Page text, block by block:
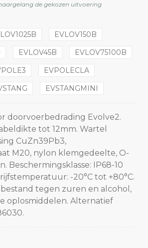
de gekozen uitvoering
EVLOV150B
EVLOV45B
EVLOV75100B
EVPOLECLA
EVSTANGMINI
doorvoerbedrading Evolve2.
tot 12mm. Wartel
CuZn39Pb3,
M20, nylon klemgedeelte, O-
Beschermingsklasse: IP68-10
-20°C tot +80°C.
tegen zuren en alcohol,
oplosmiddelen. Alternatief